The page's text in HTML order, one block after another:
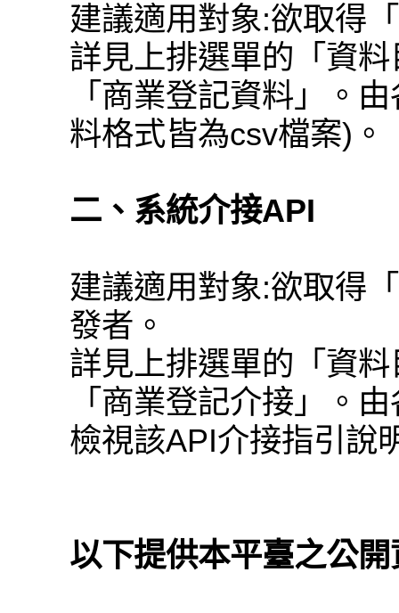
建議適用對象:欲取得
詳見上排選單的「資
「商業登記資料」。
料格式皆為csv檔案)。
二、系統介接API
建議適用對象:欲取得
發者。
詳見上排選單的「資
「商業登記介接」。
檢視該API介接指引說
以下提供本平臺之公